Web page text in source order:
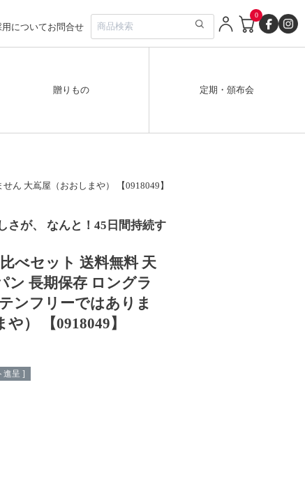
用についてお問合せ
0
贈りもの 定期・頒布会
ん 大嶌屋（おおしまや） 【0918049】
さが、 なんと！45日間持続す
べセット 送料無料 天
ン 長期保存 ロングラ
ンフリーではありま
） 【0918049】
進呈 ]